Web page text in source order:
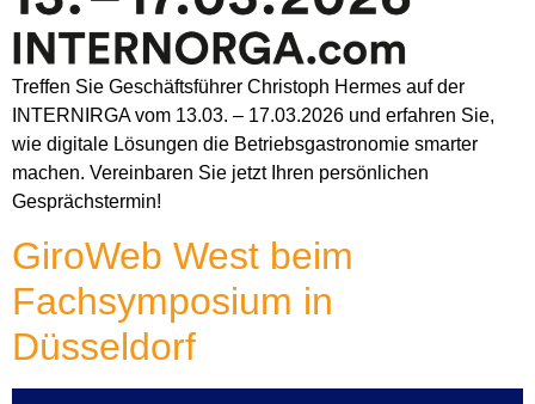
Treffen Sie Geschäftsführer Christoph Hermes auf der
INTERNIRGA vom 13.03. – 17.03.2026 und erfahren Sie,
wie digitale Lösungen die Betriebsgastronomie smarter
machen. Vereinbaren Sie jetzt Ihren persönlichen
Gesprächstermin!
GiroWeb West beim
Fachsymposium in
Düsseldorf